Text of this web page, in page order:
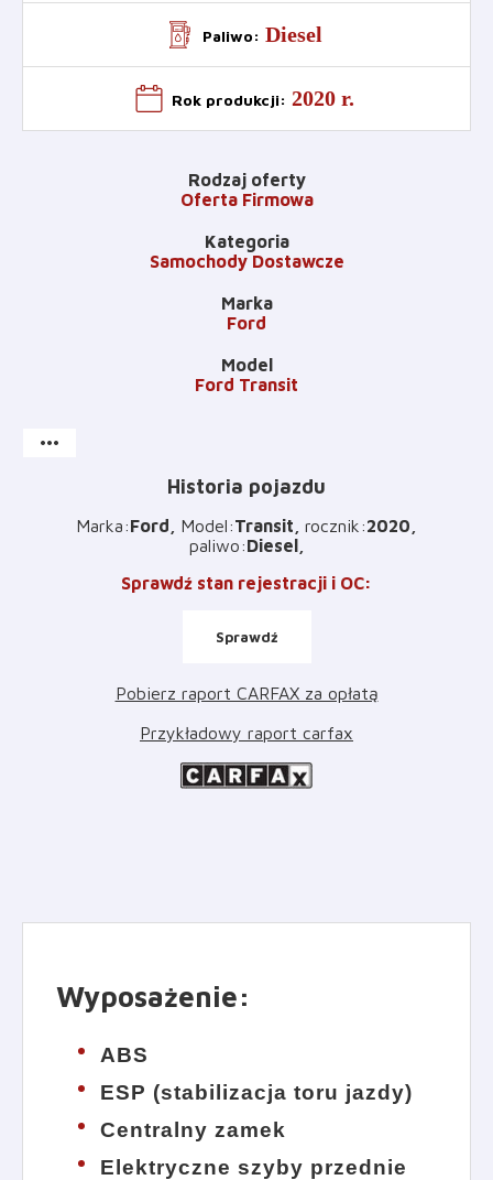
Paliwo: Diesel
Rok produkcji: 2020 r.
Rodzaj oferty
Oferta Firmowa
Kategoria
Samochody Dostawcze
Marka
Ford
Model
Ford Transit
more_horiz
Historia pojazdu
Marka:Ford Model:Transit rocznik:2020
paliwo:Diesel
Sprawdź stan rejestracji i OC:
Sprawdź
Pobierz raport CARFAX za opłatą
Przykładowy raport carfax
Wyposażenie:
ABS
ESP (stabilizacja toru jazdy)
Centralny zamek
Elektryczne szyby przednie